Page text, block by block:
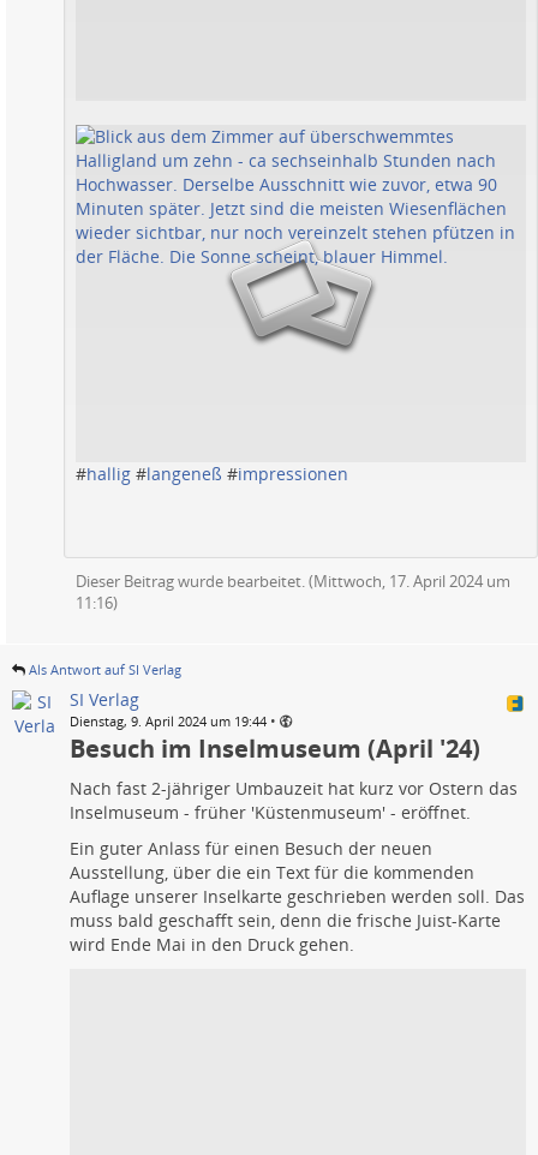
#hallig #langeneß #impressionen
Dieser Beitrag wurde bearbeitet. (Mittwoch, 17. April 2024 um
11:16)
Als Antwort auf SI Verlag
SI Verlag
Dienstag, 9. April 2024 um 19:44 •
Besuch im Inselmuseum (April '24)
Nach fast 2-jähriger Umbauzeit hat kurz vor Ostern das
Inselmuseum - früher 'Küstenmuseum' - eröffnet.
Ein guter Anlass für einen Besuch der neuen
Ausstellung, über die ein Text für die kommenden
Auflage unserer Inselkarte geschrieben werden soll. Das
muss bald geschafft sein, denn die frische Juist-Karte
wird Ende Mai in den Druck gehen.